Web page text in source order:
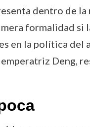
dentro de la
formalidad si
en la política del
Deng,